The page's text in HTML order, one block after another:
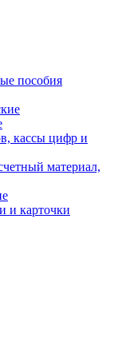
пособия
кассы цифр и
материал,
и карточки